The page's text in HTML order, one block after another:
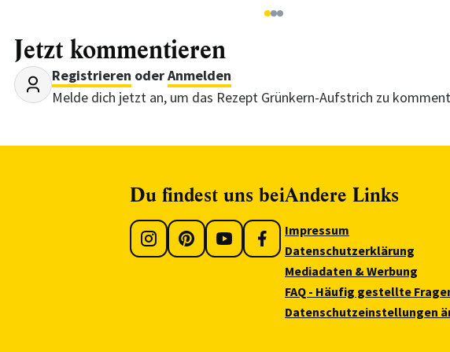
123
Jetzt kommentieren
Registrieren oderAnmelden
Melde dich jetzt an, um das Rezept Grünkern-Aufstrich zu
Du findest uns beiAndere Links
Impressum
Datenschutzerklärung
Mediadaten & Werbung
FAQ - Häufig gestellte
Datenschutzeinstellungen